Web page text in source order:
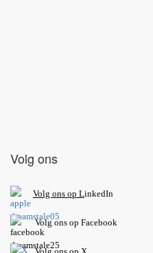
Volg ons
Volg ons op LinkedIn
Volg ons op Facebook